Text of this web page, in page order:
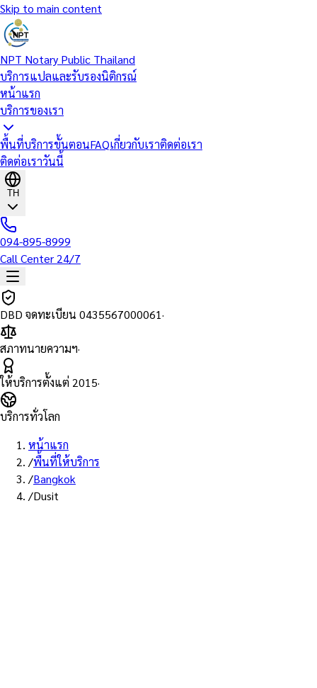
Skip to main content
NPT Notary Public Thailand
บริการแปลและรับรองนิติกรณ์
หน้าแรก
บริการของเรา
พื้นที่บริการขั้นตอนFAQเกี่ยวกับเราติดต่อเรา
ติดต่อเราวันนี้
TH
094-895-8999
Call Center 24/7
DBD จดทะเบียน 0435567000061·
สภาทนายความฯ·
ให้บริการตั้งแต่ 2015·
บริการทั่วโลก
หน้าแรก
/พื้นที่ให้บริการ
/Bangkok
/Dusit